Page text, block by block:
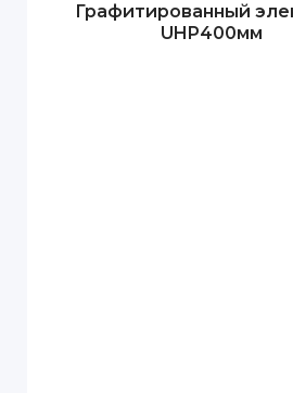
Графитированный
UHP400мм